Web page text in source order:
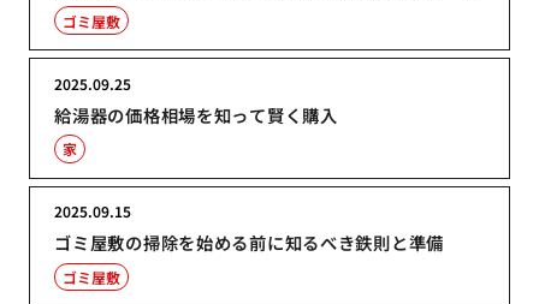
ゴミ屋敷
給湯器の価格相場を知って賢く購入
2025.09.25
家
ゴミ屋敷の掃除を始める前に知るべき鉄則と準備
2025.09.15
ゴミ屋敷